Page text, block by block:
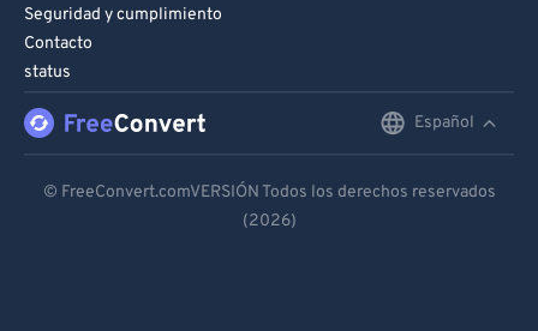
Seguridad y cumplimiento
Contacto
status
Español
Español
© FreeConvert.comVERSIÓN Todos los derechos reservados
(2026)